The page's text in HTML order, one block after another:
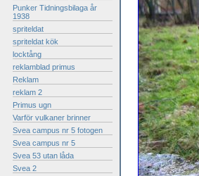
Punker Tidningsbilaga år
1938
spriteldat
spriteldat kök
locktång
reklamblad primus
Reklam
reklam 2
Primus ugn
Varför vulkaner brinner
Svea campus nr 5 fotogen
Svea campus nr 5
Svea 53 utan låda
Svea 2